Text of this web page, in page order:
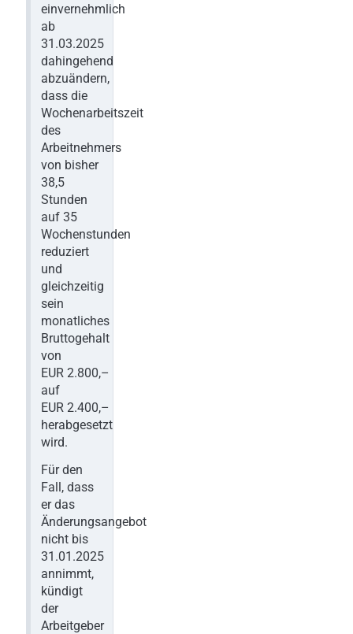
einvernehmlich
ab
31.03.2025
dahingehend
abzuändern,
dass die
Wochenarbeitszeit
des
Arbeitnehmers
von bisher
38,5
Stunden
auf 35
Wochenstunden
reduziert
und
gleichzeitig
sein
monatliches
Bruttogehalt
von
EUR 2.800,–
auf
EUR 2.400,–
herabgesetzt
wird.
Für den
Fall, dass
er das
Änderungsangebot
nicht bis
31.01.2025
annimmt,
kündigt
der
Arbeitgeber